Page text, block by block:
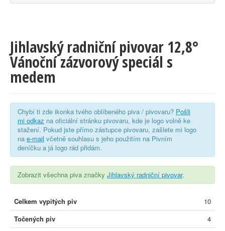
Jihlavský radniční pivovar 12,8°
Vánoční zázvorový speciál s
medem
Chybí ti zde ikonka tvého oblíbeného piva / pivovaru? Pošli
mi odkaz na oficiální stránku pivovaru, kde je logo volně ke
stažení. Pokud jste přímo zástupce pivovaru, zašlete mi logo
na e-mail včetně souhlasu s jeho použitím na Pivním
deníčku a já logo rád přidám.
Zobrazit všechna piva značky Jihlavský radniční pivovar.
Celkem vypitých piv
10
Točených piv
4